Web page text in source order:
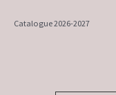
Catalogue 2026-2027